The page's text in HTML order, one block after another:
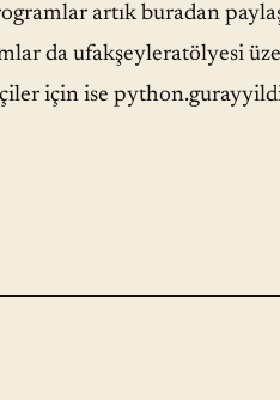
artık buradan
da ufakşeyleratölyesi
için ise